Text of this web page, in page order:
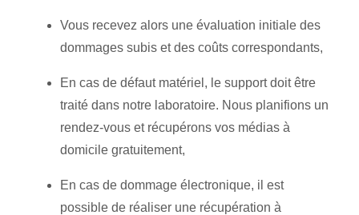
Vous recevez alors une évaluation initiale des
dommages subis et des coûts correspondants,
En cas de défaut matériel, le support doit être
traité dans notre laboratoire. Nous planifions un
rendez-vous et récupérons vos médias à
domicile gratuitement,
En cas de dommage électronique, il est
possible de réaliser une récupération à